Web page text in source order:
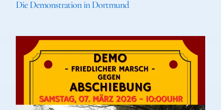
Die Demonstration in Dortmund